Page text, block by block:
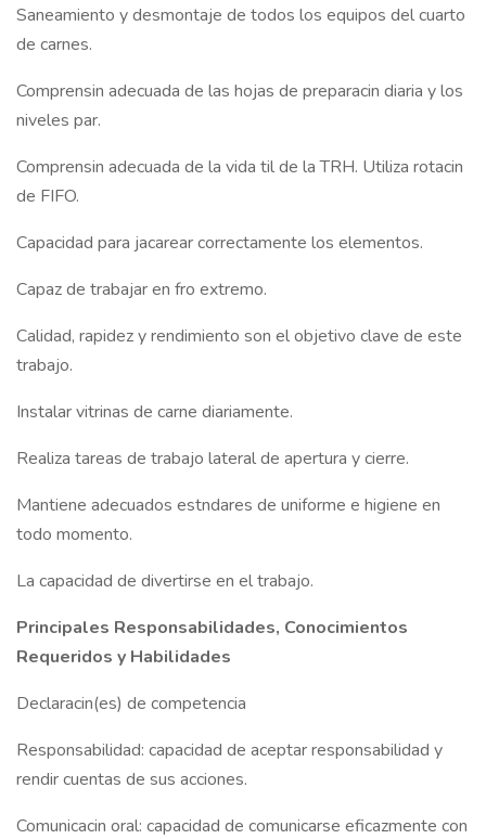
Saneamiento y desmontaje de todos los equipos del cuarto
de carnes.
Comprensin adecuada de las hojas de preparacin diaria y los
niveles par.
Comprensin adecuada de la vida til de la TRH. Utiliza rotacin
de FIFO.
Capacidad para jacarear correctamente los elementos.
Capaz de trabajar en fro extremo.
Calidad, rapidez y rendimiento son el objetivo clave de este
trabajo.
Instalar vitrinas de carne diariamente.
Realiza tareas de trabajo lateral de apertura y cierre.
Mantiene adecuados estndares de uniforme e higiene en
todo momento.
La capacidad de divertirse en el trabajo.
Principales Responsabilidades, Conocimientos
Requeridos y Habilidades
Declaracin(es) de competencia
Responsabilidad: capacidad de aceptar responsabilidad y
rendir cuentas de sus acciones.
Comunicacin oral: capacidad de comunicarse eficazmente con